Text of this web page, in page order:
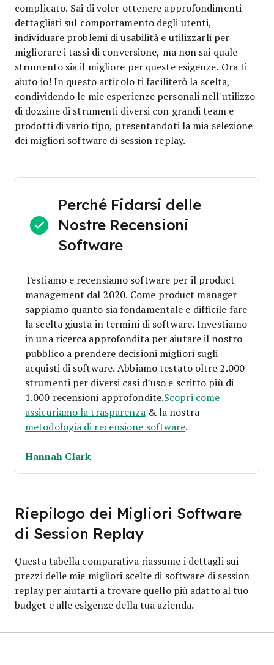
complicato. Sai di voler ottenere approfondimenti
dettagliati sul comportamento degli utenti,
individuare problemi di usabilità e utilizzarli per
migliorare i tassi di conversione, ma non sai quale
strumento sia il migliore per queste esigenze. Ora ti
aiuto io! In questo articolo ti faciliterò la scelta,
condividendo le mie esperienze personali nell'utilizzo
di dozzine di strumenti diversi con grandi team e
prodotti di vario tipo, presentandoti la mia selezione
dei migliori software di session replay.
Perché Fidarsi delle
Nostre Recensioni
Software
Testiamo e recensiamo software per il product
management dal 2020. Come product manager
sappiamo quanto sia fondamentale e difficile fare
la scelta giusta in termini di software. Investiamo
in una ricerca approfondita per aiutare il nostro
pubblico a prendere decisioni migliori sugli
acquisti di software. Abbiamo testato oltre 2.000
strumenti per diversi casi d’uso e scritto più di
1.000 recensioni approfondite.Scopri come
assicuriamo la trasparenza & la nostra
metodologia di recensione software.
Hannah Clark
Riepilogo dei Migliori Software
di Session Replay
Questa tabella comparativa riassume i dettagli sui
prezzi delle mie migliori scelte di software di session
replay per aiutarti a trovare quello più adatto al tuo
budget e alle esigenze della tua azienda.